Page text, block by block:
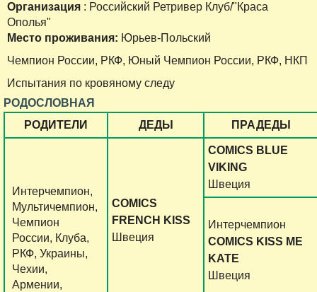
Организация : Российский Ретривер Клуб/"Краса
Ополья"
Место проживания: Юрьев-Польский
Чемпион России, РКФ, Юный Чемпион России, РКФ, НКП
Испытания по кровяному следу
РОДОСЛОВНАЯ
РОДИТЕЛИ
ДЕДЫ ПРАДЕДЫ
Интерчемпион,
Мультичемпион,
Чемпион
России, Клуба,
РКФ, Украины,
Чехии,
Армении,
COMICS
FRENCH KISS
Швеция
COMICS BLUE
VIKING
Швеция
Интерчемпион
COMICS KISS ME
KATE
Швеция